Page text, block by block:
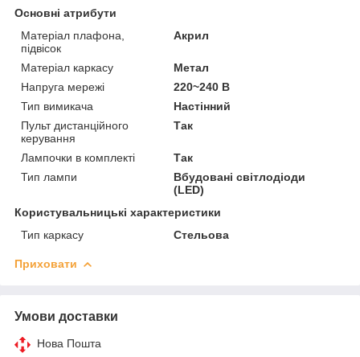
Основні атрибути
Матеріал плафона,
підвісок
Акрил
Матеріал каркасу
Метал
Напруга мережі
220~240 В
Тип вимикача
Настінний
Пульт дистанційного
керування
Так
Лампочки в комплекті
Так
Тип лампи
Вбудовані світлодіоди
(LED)
Користувальницькі характеристики
Тип каркасу
Стельова
Приховати
Умови доставки
Нова Пошта